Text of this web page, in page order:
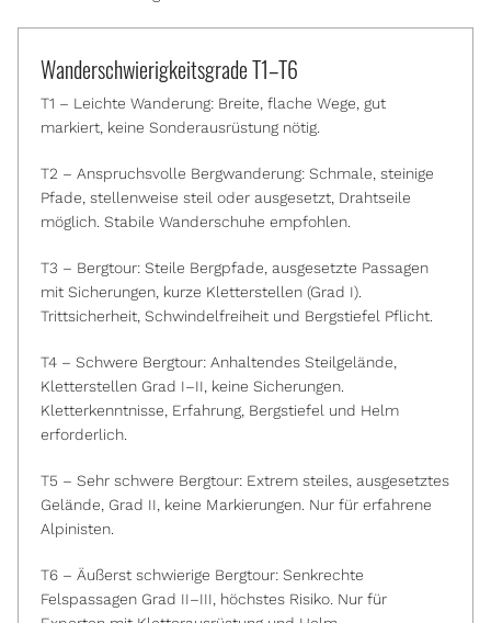
Wanderschwierigkeitsgrade T1–T6
T1 – Leichte Wanderung: Breite, flache Wege, gut
markiert, keine Sonderausrüstung nötig.
T2 – Anspruchsvolle Bergwanderung: Schmale, steinige
Pfade, stellenweise steil oder ausgesetzt, Drahtseile
möglich. Stabile Wanderschuhe empfohlen.
T3 – Bergtour: Steile Bergpfade, ausgesetzte Passagen
mit Sicherungen, kurze Kletterstellen (Grad I).
Trittsicherheit, Schwindelfreiheit und Bergstiefel Pflicht.
T4 – Schwere Bergtour: Anhaltendes Steilgelände,
Kletterstellen Grad I–II, keine Sicherungen.
Kletterkenntnisse, Erfahrung, Bergstiefel und Helm
erforderlich.
T5 – Sehr schwere Bergtour: Extrem steiles, ausgesetztes
Gelände, Grad II, keine Markierungen. Nur für erfahrene
Alpinisten.
T6 – Äußerst schwierige Bergtour: Senkrechte
Felspassagen Grad II–III, höchstes Risiko. Nur für